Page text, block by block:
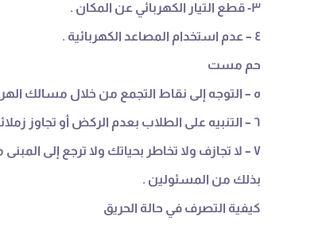
٣- قطع التيار الكهربائي عن المكان .
٤ – عدم استخدام المصاعد الكهربائية .
حم مست
ه – التوجه إلى نقاط التجمع من خلال مسالك
٦ – التنبيه على الطلاب بعدم الركض أو تجاوز زملائهم حتى لا تقع إصابات بينهم .
٧ – لا تجازف ولا تخاطر بحياتك ولا ترجع إلى المبنى مهما كانت الأسباب إلا بعد أن يؤذن لك
بذلك من المسئولين .
كيفية التصرف في حالة الحريق